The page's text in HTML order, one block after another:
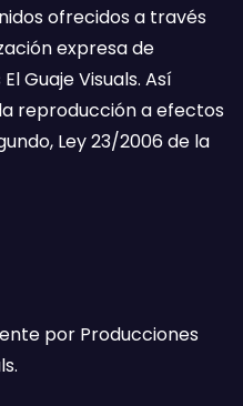
ofrecidos a través
expresa de
Guaje Visuals. Así
reproducción a efectos
Ley 23/2006 de la
por Producciones